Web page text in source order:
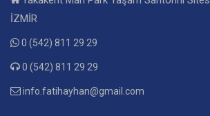
İZMİR
0 (542) 811 29 29
0 (542) 811 29 29
info.fatihayhan@gmail.com